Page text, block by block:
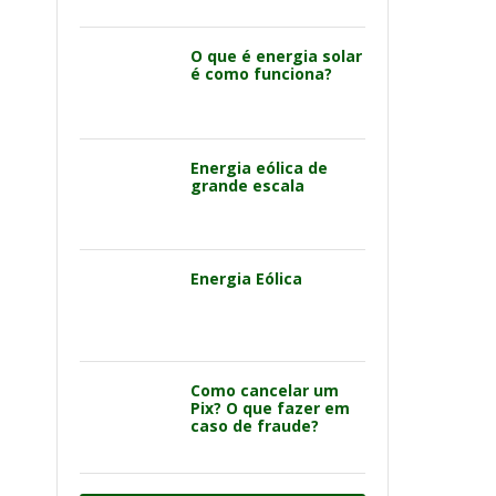
O que é energia solar
é como funciona?
Energia eólica de
grande escala
Energia Eólica
Como cancelar um
Pix? O que fazer em
caso de fraude?